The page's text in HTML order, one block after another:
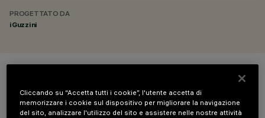
PROGETTATO DA
iGuzzini
Cliccando su “Accetta tutti i cookie”, l'utente accetta di
memorizzare i cookie sul dispositivo per migliorare la navigazione
del sito, analizzare l'utilizzo del sito e assistere nelle nostre attività